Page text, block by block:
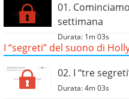
01.
settimana
Durata: 1m 03s
I “segreti” del suono di
02. I “tre
Durata: 4m 03s